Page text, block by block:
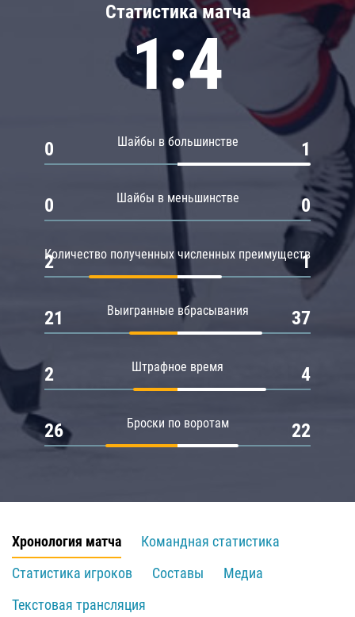
Статистика матча
1:4
Шайбы в большинстве
0 1
Шайбы в меньшинстве
0 0
Количество полученных численных преимуществ
2 1
Выигранные вбрасывания
21 37
Штрафное время
2 4
Броски по воротам
26 22
Хронология матча
Командная статистика
Статистика игроков
Составы
Медиа
Текстовая трансляция